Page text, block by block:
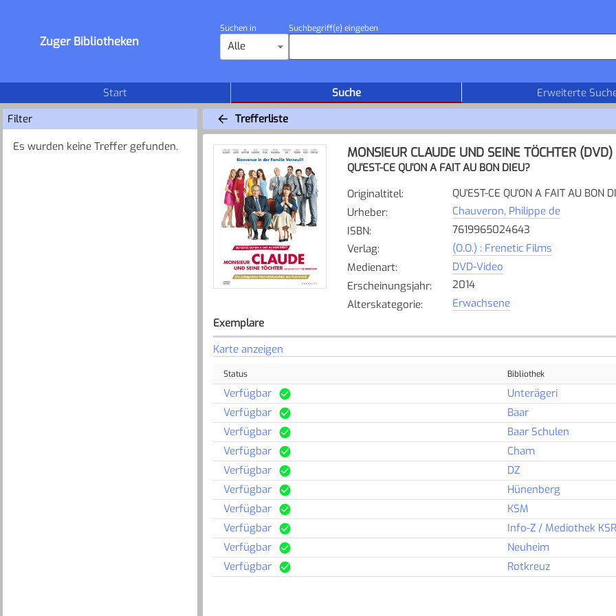
Zuger Bibliotheken
Suchen in
Alle
Suchbegriff(e) eingeben
Start Suche Erweiterte
Filter
Es wurden keine Treffer gefunden.
Trefferliste
MONSIEUR CLAUDE UND SEINE TÖCHTER (DVD)
QU'EST-CE QU'ON A FAIT AU BON DIEU?
Originaltitel:
QU'EST-CE QU'ON A FAIT AU BON
Urheber:
Chauveron, Philippe de
ISBN:
7619965024643
Verlag:
(O.O.) : Frenetic Films
Medienart:
DVD-Video
Erscheinungsjahr:
2014
Alterskategorie: Erwachsene
Exemplare
Karte anzeigen
Status Bibliothek
Verfügbar
Unterägeri
Verfügbar
Baar
Verfügbar
Baar Schulen
Verfügbar
Cham
Verfügbar
DZ
Verfügbar
Hünenberg
Verfügbar
KSM
Verfügbar
Info-Z / Mediothek KSR
Verfügbar
Neuheim
Verfügbar
Rotkreuz